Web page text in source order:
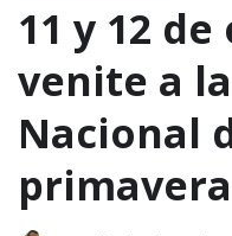
11 y 12
venite a
Nacional